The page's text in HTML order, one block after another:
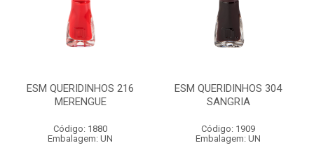
ESM QUERIDINHOS 216
MERENGUE
Código: 1880
Embalagem: UN
ESM QUERIDINHOS 304
SANGRIA
Código: 1909
Embalagem: UN